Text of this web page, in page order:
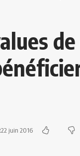
22 juin 2016